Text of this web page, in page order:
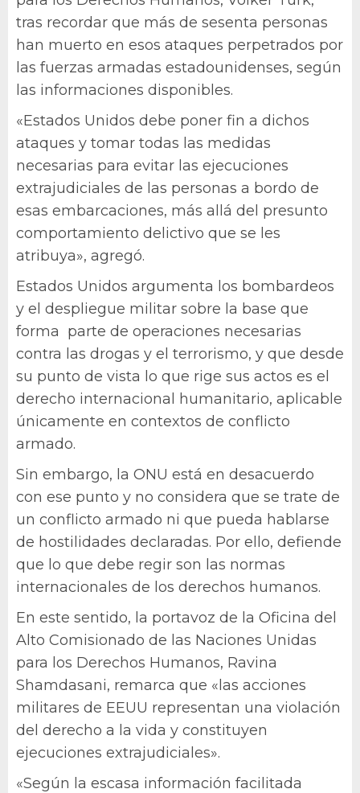
tras recordar que más de sesenta personas
han muerto en esos ataques perpetrados por
las fuerzas armadas estadounidenses, según
las informaciones disponibles.
«Estados Unidos debe poner fin a dichos
ataques y tomar todas las medidas
necesarias para evitar las ejecuciones
extrajudiciales de las personas a bordo de
esas embarcaciones, más allá del presunto
comportamiento delictivo que se les
atribuya», agregó.
Estados Unidos argumenta los bombardeos
y el despliegue militar sobre la base que
forma parte de operaciones necesarias
contra las drogas y el terrorismo, y que desde
su punto de vista lo que rige sus actos es el
derecho internacional humanitario, aplicable
únicamente en contextos de conflicto
armado.
Sin embargo, la ONU está en desacuerdo
con ese punto y no considera que se trate de
un conflicto armado ni que pueda hablarse
de hostilidades declaradas. Por ello, defiende
que lo que debe regir son las normas
internacionales de los derechos humanos.
En este sentido, la portavoz de la Oficina del
Alto Comisionado de las Naciones Unidas
para los Derechos Humanos, Ravina
Shamdasani, remarca que «las acciones
militares de EEUU representan una violación
del derecho a la vida y constituyen
ejecuciones extrajudiciales».
«Según la escasa información facilitada